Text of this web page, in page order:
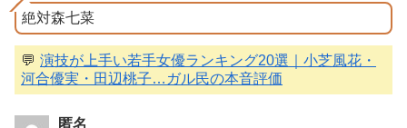
絶対森七菜
💬 演技が上手い若手女優ランキング20選｜小芝風花・
河合優実・田辺桃子…ガル民の本音評価
匿名